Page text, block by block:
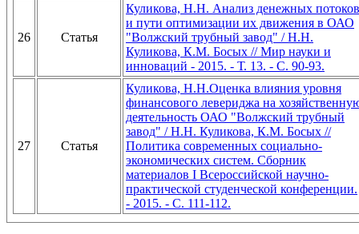
26 Статья
Куликова, Н.Н. Анализ денежных потоков
и пути оптимизации их движения в ОАО
"Волжский трубный завод" / Н.Н.
Куликова, К.М. Босых // Мир науки и
инноваций - 2015. - Т. 13. - С. 90-93.
27 Статья
Куликова, Н.Н.Оценка влияния уровня
финансового левериджа на
деятельность ОАО "Волжский трубный
завод" / Н.Н. Куликова, К.М. Босых //
Политика современных социально-
экономических систем. Сборник
материалов I Всероссийской научно-
практической студенческой конференции.
- 2015. - С. 111-112.